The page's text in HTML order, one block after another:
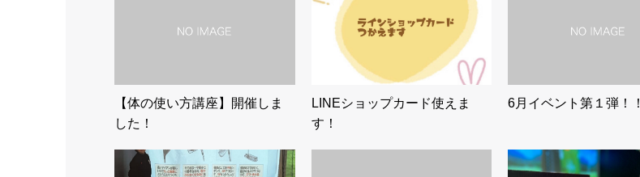
【体の使い方講座】開催しま
した！
LINEショップカード使えま
す！
6月イベント第１弾！！